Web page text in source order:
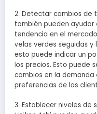
2. Detectar cambios de
también pueden
tendencia en el
velas verdes seguidas
esto puede indicar un
los precios. Esto puede
cambios en la demanda
preferencias de los
3. Establecer niveles de